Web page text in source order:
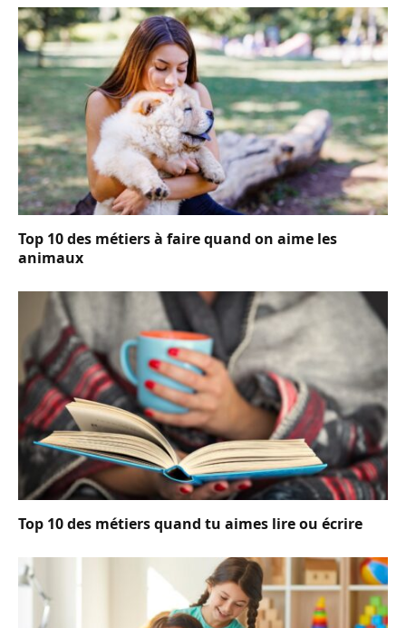
Top 10 des métiers à faire quand on aime les
animaux
Top 10 des métiers quand tu aimes lire ou écrire